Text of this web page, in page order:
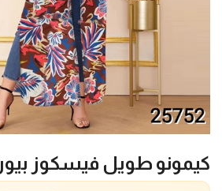
كيمونو طويل فيسكوز بيور